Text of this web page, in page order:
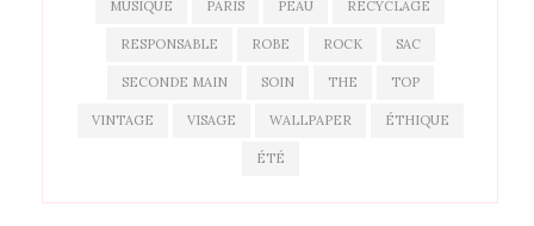
MUSIQUE PARIS PEAU RECYCLAGE
RESPONSABLE ROBE ROCK SAC
SECONDE MAIN SOIN THE TOP
VINTAGE VISAGE WALLPAPER ÉTHIQUE
ÉTÉ